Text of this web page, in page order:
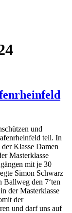
und
teil. In
Klasse Damen
Masterklasse
mit je 30
Simon Schwarz
Ballweg den 7‘ten
der Masterklasse
der
und darf uns auf